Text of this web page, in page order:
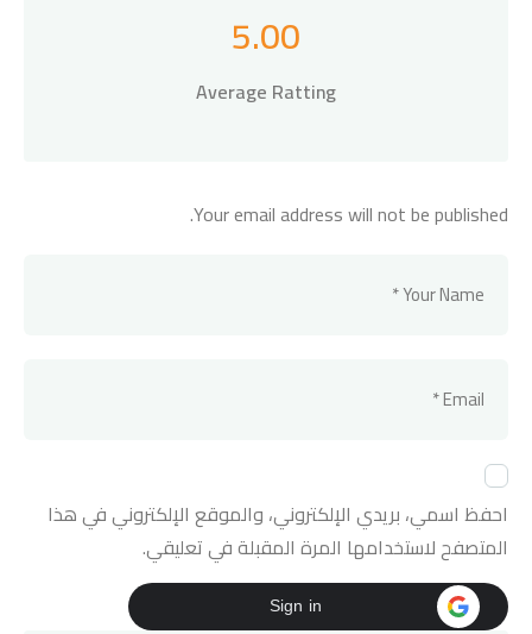
5.00
Average Ratting
Your email address will not be published.
احفظ اسمي، بريدي الإلكتروني، والموقع الإلكتروني في هذا
المتصفح لاستخدامها المرة المقبلة في تعليقي.
Sign in